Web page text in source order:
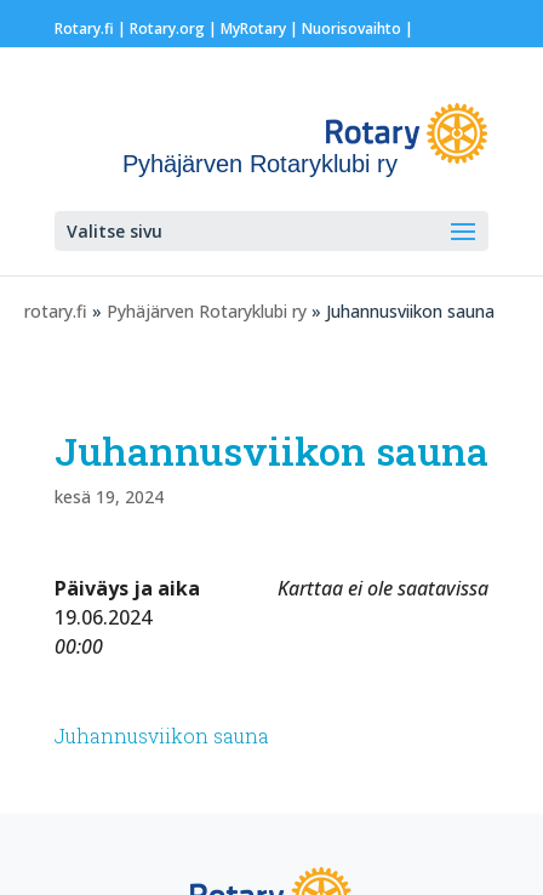
Rotary.fi | Rotary.org| MyRotary | Nuorisovaihto |
Pyhäjärven Rotaryklubi ry
Valitse sivu
rotary.fi » Pyhäjärven Rotaryklubi ry » Juhannusviikon sauna
Juhannusviikon sauna
kesä 19, 2024
Karttaa ei ole saatavissa
Päiväys ja aika
19.06.2024
00:00
Juhannusviikon sauna